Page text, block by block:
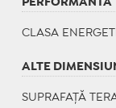
PERFORMANTA
CLASA
ALTE
SUPRAFAȚĂ